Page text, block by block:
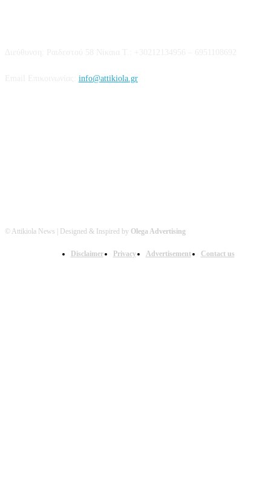
info@attikiola.gr
© Attikiola News | Designed & Inspired by Olega Advertising
Disclaimer Privacy Advertisement Contact us